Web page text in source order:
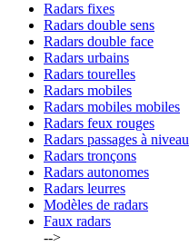
Radars fixes
Radars double sens
Radars double face
Radars urbains
Radars tourelles
Radars mobiles
Radars mobiles mobiles
Radars feux rouges
Radars passages à niveau
Radars tronçons
Radars autonomes
Radars leurres
Modèles de radars
Faux radars
-->